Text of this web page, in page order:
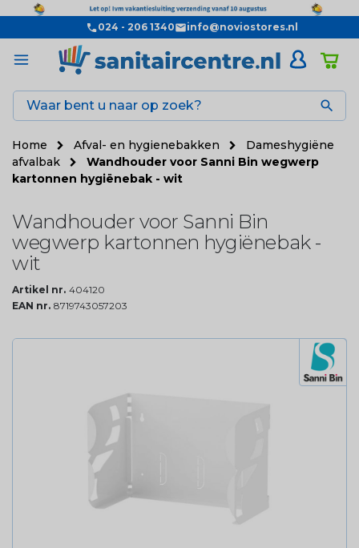
024 - 206 1340 info@noviostores.nl

Home Afval- en hygienebakken
Dameshygiëne
afvalbak
Wandhouder voor Sanni Bin wegwerp
kartonnen hygiënebak - wit
Wandhouder voor Sanni Bin
wegwerp kartonnen hygiënebak -
wit
Artikel nr. 404120
EAN nr. 8719743057203